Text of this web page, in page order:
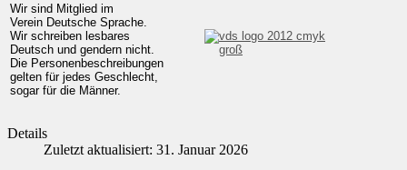
Wir sind Mitglied im
Verein Deutsche Sprache.
Wir schreiben lesbares
Deutsch und gendern nicht.
Die Personenbeschreibungen
gelten für jedes Geschlecht,
sogar für die Männer.
Details
Zuletzt aktualisiert: 31. Januar 2026